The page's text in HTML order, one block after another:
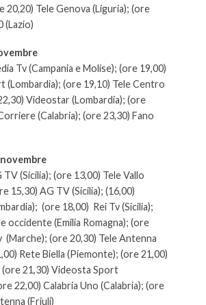
20,20) Tele Genova (Liguria); (ore
(Lazio)
Tv (Campania e Molise); (ore 19,00)
(Lombardia); (ore 19,10) Tele Centro
Videostar (Lombardia); (ore
(Calabria); (ore 23,30) Fano
(Sicilia); (ore 13,00) Tele Vallo
15,30) AG TV (Sicilia); (16,00)
(ore 18,00) Rei Tv (Sicilia);
occidente (Emilia Romagna); (ore
(Marche); (ore 20,30) Tele Antenna
Rete Biella (Piemonte); (ore 21,00)
(ore 21,30) Videosta Sport
22,00) Calabria Uno (Calabria); (ore
(Friuli)